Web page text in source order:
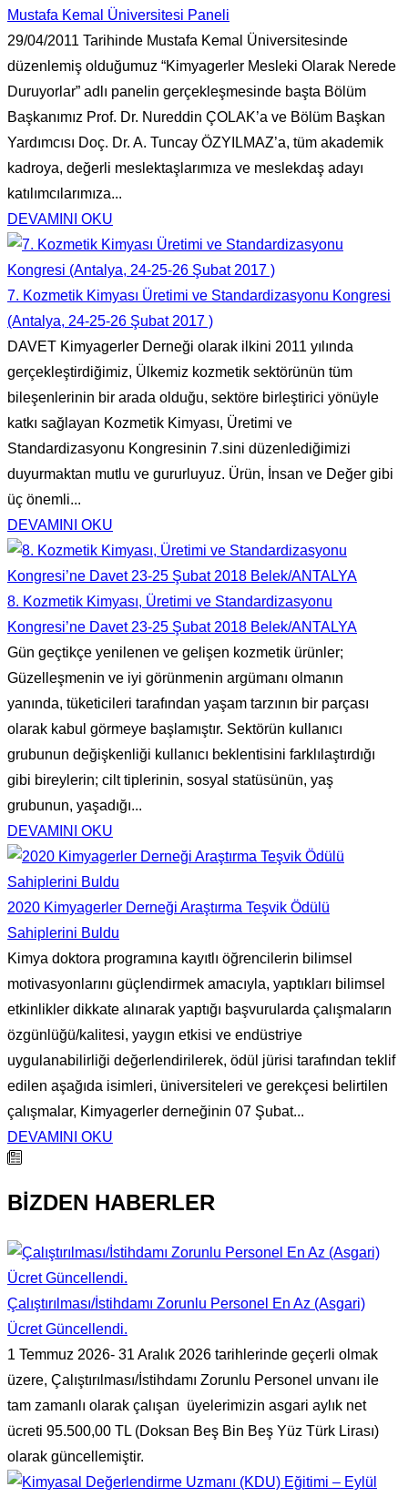
tarihinde
Lpg
Otogaz
İstasyonlarında
Sorumlu
Müdürlük
Eğitimi
için
Mustafa Kemal Üniversitesi Paneli
29/04/2011 Tarihinde Mustafa Kemal Üniversitesinde
düzenlemiş olduğumuz “Kimyagerler Mesleki Olarak Nerede
Duruyorlar” adlı panelin gerçekleşmesinde başta Bölüm
Başkanımız Prof. Dr. Nureddin ÇOLAK’a ve Bölüm Başkan
Yardımcısı Doç. Dr. A. Tuncay ÖZYILMAZ’a, tüm akademik
kadroya, değerli meslektaşlarımıza ve meslekdaş adayı
katılımcılarımıza...
DEVAMINI OKU
7. Kozmetik Kimyası Üretimi ve Standardizasyonu Kongresi
(Antalya, 24-25-26 Şubat 2017 )
DAVET Kimyagerler Derneği olarak ilkini 2011 yılında
gerçekleştirdiğimiz, Ülkemiz kozmetik sektörünün tüm
bileşenlerinin bir arada olduğu, sektöre birleştirici yönüyle
katkı sağlayan Kozmetik Kimyası, Üretimi ve
Standardizasyonu Kongresinin 7.sini düzenlediğimizi
duyurmaktan mutlu ve gururluyuz. Ürün, İnsan ve Değer gibi
üç önemli...
DEVAMINI OKU
8. Kozmetik Kimyası, Üretimi ve Standardizasyonu
Kongresi’ne Davet 23-25 Şubat 2018 Belek/ANTALYA
Gün geçtikçe yenilenen ve gelişen kozmetik ürünler;
Güzelleşmenin ve iyi görünmenin argümanı olmanın
yanında, tüketicileri tarafından yaşam tarzının bir parçası
olarak kabul görmeye başlamıştır. Sektörün kullanıcı
grubunun değişkenliği kullanıcı beklentisini farklılaştırdığı
gibi bireylerin; cilt tiplerinin, sosyal statüsünün, yaş
grubunun, yaşadığı...
DEVAMINI OKU
2020 Kimyagerler Derneği Araştırma Teşvik Ödülü
Sahiplerini Buldu
Kimya doktora programına kayıtlı öğrencilerin bilimsel
motivasyonlarını güçlendirmek amacıyla, yaptıkları bilimsel
etkinlikler dikkate alınarak yaptığı başvurularda çalışmaların
özgünlüğü/kalitesi, yaygın etkisi ve endüstriye
uygulanabilirliği değerlendirilerek, ödül jürisi tarafından teklif
edilen aşağıda isimleri, üniversiteleri ve gerekçesi belirtilen
çalışmalar, Kimyagerler derneğinin 07 Şubat...
DEVAMINI OKU
BİZDEN HABERLER
Çalıştırılması/İstihdamı Zorunlu Personel En Az (Asgari)
Ücret Güncellendi.
1 Temmuz 2026- 31 Aralık 2026 tarihlerinde geçerli olmak
üzere, Çalıştırılması/İstihdamı Zorunlu Personel unvanı ile
tam zamanlı olarak çalışan üyelerimizin asgari aylık net
ücreti 95.500,00 TL (Doksan Beş Bin Beş Yüz Türk Lirası)
olarak güncellemiştir.